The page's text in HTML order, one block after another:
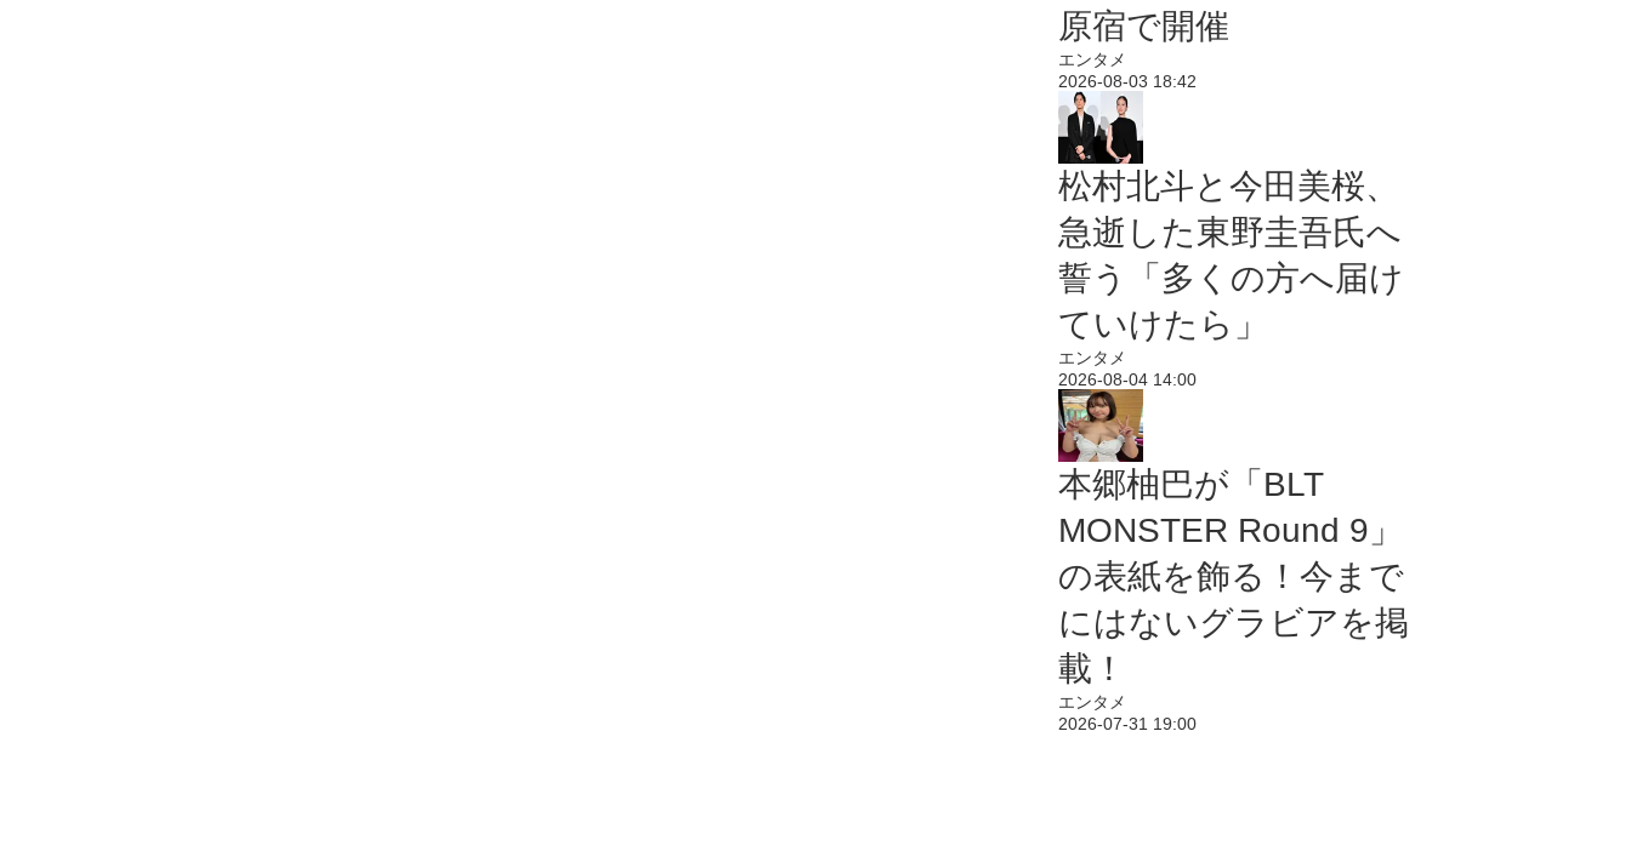
原宿で開催
エンタメ
2026-08-03 18:42
松村北斗と今田美桜、
急逝した東野圭吾氏へ
誓う「多くの方へ届け
ていけたら」
エンタメ
2026-08-04 14:00
本郷柚巴が「BLT
MONSTER Round 9」
の表紙を飾る！今まで
にはないグラビアを掲
載！
エンタメ
2026-07-31 19:00